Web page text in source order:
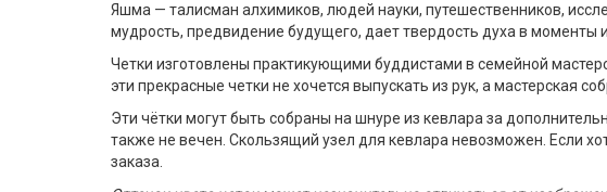
Яшма — талисман алхимиков, людей науки, путешественников,
мудрость, предвидение будущего, дает твердость духа в моменты
Четки изготовлены практикующими буддистами в семейной
эти прекрасные четки не хочется выпускать из рук, а мастерская
Эти чётки могут быть собраны на шнуре из кевлара за
также не вечен. Скользящий узел для кевлара невозможен. Если
заказа.